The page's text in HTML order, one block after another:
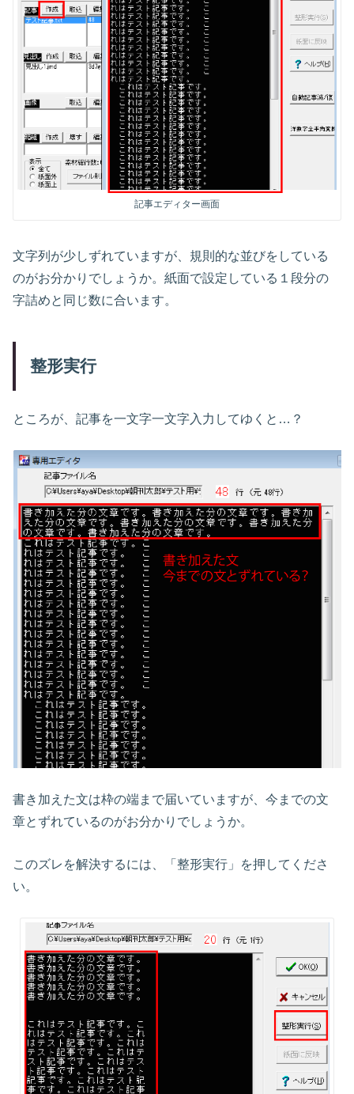
記事エディター画面
文字列が少しずれていますが、規則的な並びをしている
のがお分かりでしょうか。紙面で設定している１段分の
字詰めと同じ数に合います。
整形実行
ところが、記事を一文字一文字入力してゆくと…？
書き加えた文は枠の端まで届いていますが、今までの文
章とずれているのがお分かりでしょうか。
このズレを解決するには、「整形実行」を押してくださ
い。